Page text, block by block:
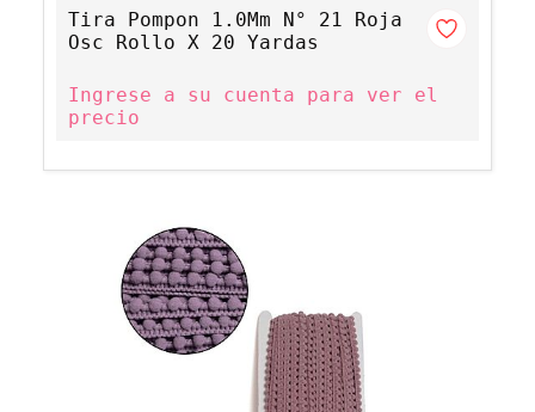
Tira Pompon 1.0Mm N° 21 Roja
Osc Rollo X 20 Yardas
Ingrese a su cuenta para ver el
precio